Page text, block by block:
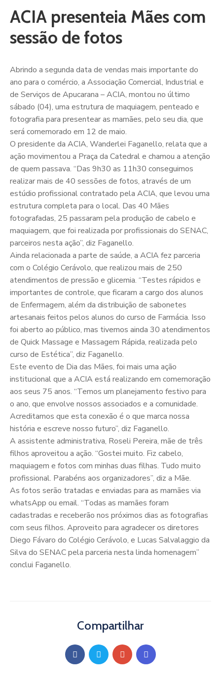
ACIA presenteia Mães com
sessão de fotos
Abrindo a segunda data de vendas mais importante do
ano para o comércio, a Associação Comercial, Industrial e
de Serviços de Apucarana – ACIA, montou no último
sábado (04), uma estrutura de maquiagem, penteado e
fotografia para presentear as mamães, pelo seu dia, que
será comemorado em 12 de maio.
O presidente da ACIA, Wanderlei Faganello, relata que a
ação movimentou a Praça da Catedral e chamou a atenção
de quem passava. “Das 9h30 as 11h30 conseguimos
realizar mais de 40 sessões de fotos, através de um
estúdio profissional contratado pela ACIA, que levou uma
estrutura completa para o local. Das 40 Mães
fotografadas, 25 passaram pela produção de cabelo e
maquiagem, que foi realizada por profissionais do SENAC,
parceiros nesta ação”, diz Faganello.
Ainda relacionada a parte de saúde, a ACIA fez parceria
com o Colégio Cerávolo, que realizou mais de 250
atendimentos de pressão e glicemia. “Testes rápidos e
importantes de controle, que ficaram a cargo dos alunos
de Enfermagem, além da distribuição de sabonetes
artesanais feitos pelos alunos do curso de Farmácia. Isso
foi aberto ao público, mas tivemos ainda 30 atendimentos
de Quick Massage e Massagem Rápida, realizada pelo
curso de Estética”, diz Faganello.
Este evento de Dia das Mães, foi mais uma ação
institucional que a ACIA está realizando em comemoração
aos seus 75 anos. “Temos um planejamento festivo para
o ano, que envolve nossos associados e a comunidade.
Acreditamos que esta conexão é o que marca nossa
história e escreve nosso futuro”, diz Faganello.
A assistente administrativa, Roseli Pereira, mãe de três
filhos aproveitou a ação. “Gostei muito. Fiz cabelo,
maquiagem e fotos com minhas duas filhas. Tudo muito
profissional. Parabéns aos organizadores”, diz a Mãe.
As fotos serão tratadas e enviadas para as mamães via
whatsApp ou email. “Todas as mamães foram
cadastradas e receberão nos próximos dias as fotografias
com seus filhos. Aproveito para agradecer os diretores
Diego Fávaro do Colégio Cerávolo, e Lucas Salvalaggio da
Silva do SENAC pela parceria nesta linda homenagem”
conclui Faganello.
Compartilhar